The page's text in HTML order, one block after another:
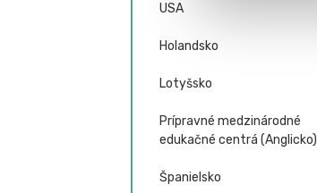
USA
Holandsko
Lotyšsko
Prípravné medzinárodné
edukačné centrá (Anglicko)
Španielsko